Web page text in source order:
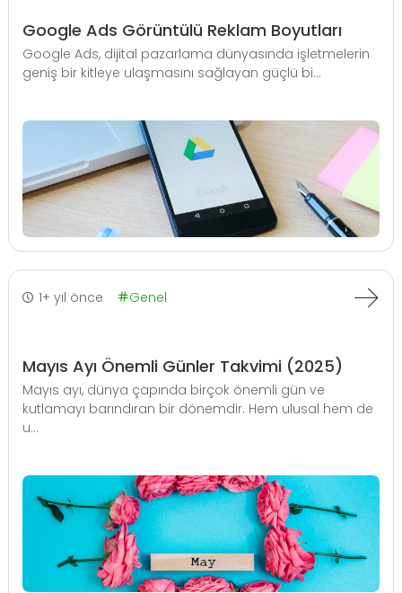
Google Ads Görüntülü Reklam Boyutları
Google Ads, dijital pazarlama dünyasında işletmelerin
geniş bir kitleye ulaşmasını sağlayan güçlü bi...
1+ yıl önce Genel
Mayıs Ayı Önemli Günler Takvimi (2025)
Mayıs ayı, dünya çapında birçok önemli gün ve
kutlamayı barındıran bir dönemdir. Hem ulusal hem de
u...